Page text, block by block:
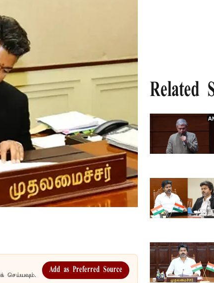
செய்யவும்.
Add as Preferred Source
Related